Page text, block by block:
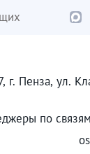
г. Пенза, ул.
по